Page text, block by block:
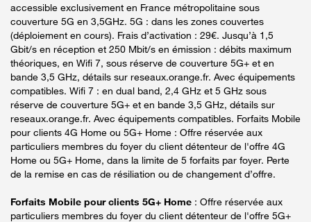
accessible exclusivement en France métropolitaine sous
couverture 5G en 3,5GHz. 5G : dans les zones couvertes
(déploiement en cours). Frais d’activation : 29€. Jusqu’à 1,5
Gbit/s en réception et 250 Mbit/s en émission : débits maximum
théoriques, en Wifi 7, sous réserve de couverture 5G+ et en
bande 3,5 GHz, détails sur reseaux.orange.fr. Avec équipements
compatibles. Wifi 7 : en dual band, 2,4 GHz et 5 GHz sous
réserve de couverture 5G+ et en bande 3,5 GHz, détails sur
reseaux.orange.fr. Avec équipements compatibles. Forfaits Mobile
pour clients 4G Home ou 5G+ Home : Offre réservée aux
particuliers membres du foyer du client détenteur de l'offre 4G
Home ou 5G+ Home, dans la limite de 5 forfaits par foyer. Perte
de la remise en cas de résiliation ou de changement d’offre.
Forfaits Mobile pour clients 5G+ Home : Offre réservée aux
particuliers membres du foyer du client détenteur de l'offre 5G+